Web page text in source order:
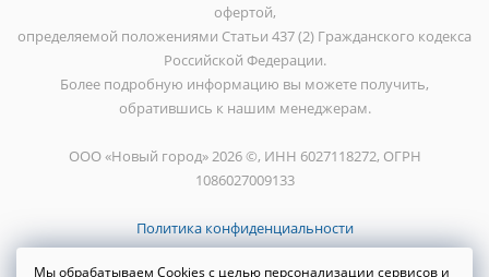
офертой,
определяемой положениями Статьи 437 (2) Гражданского кодекса
Российской Федерации.
Более подробную информацию вы можете получить,
обратившись к нашим менеджерам.
ООО «Новый город» 2026 ©, ИНН 6027118272, ОГРН
1086027009133
Политика конфиденциальности
Мы обрабатываем Cookies с целью персонализации сервисов и